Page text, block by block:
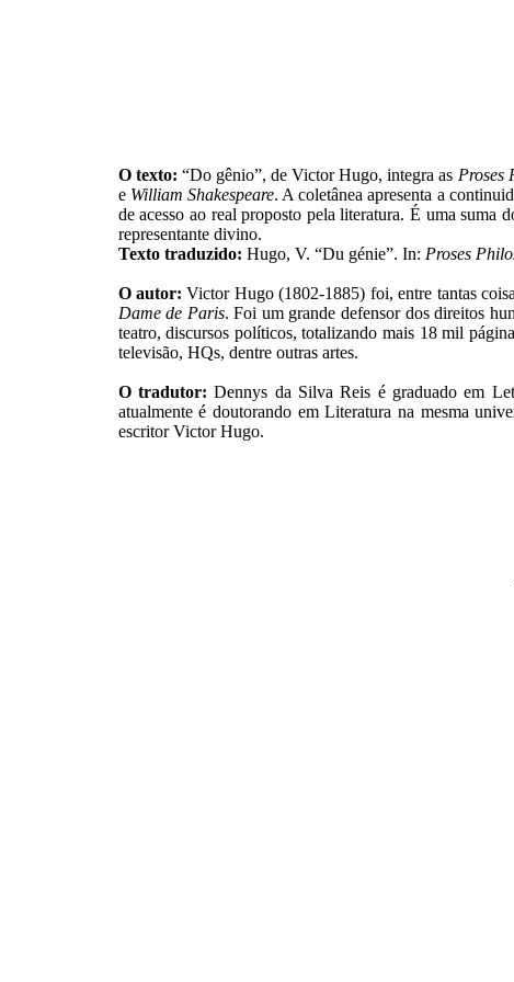
O texto: “Do gênio”, de Victor Hugo, integra as Proses
e William Shakespeare. A coletânea apresenta a
de acesso ao real proposto pela literatura. É uma suma
representante divino.
Texto traduzido: Hugo, V. “Du génie”. In: Proses
O autor: Victor Hugo (1802-1885) foi, entre tantas
Dame de Paris. Foi um grande defensor dos direitos
teatro, discursos políticos, totalizando mais 18 mil
televisão, HQs, dentre outras artes.
O tradutor: Dennys da Silva Reis é graduado em
atualmente é doutorando em Literatura na mesma
escritor Victor Hugo.